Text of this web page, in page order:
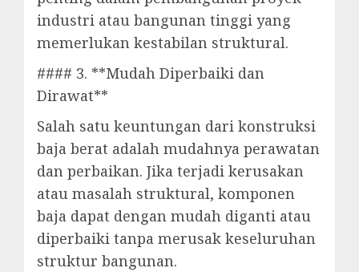
industri atau bangunan tinggi yang
memerlukan kestabilan struktural.
#### 3. **Mudah Diperbaiki dan
Dirawat**
Salah satu keuntungan dari konstruksi
baja berat adalah mudahnya perawatan
dan perbaikan. Jika terjadi kerusakan
atau masalah struktural, komponen
baja dapat dengan mudah diganti atau
diperbaiki tanpa merusak keseluruhan
struktur bangunan.